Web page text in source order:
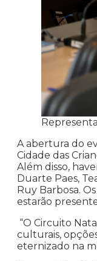
A abertura do
Cidade das
Além disso,
Duarte Paes,
Ruy Barbosa.
estarão
“O Circuito
culturais,
eternizado na